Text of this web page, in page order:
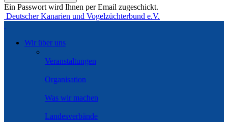
Ein Passwort wird Ihnen per Email zugeschickt.
Deutscher Kanarien und Vogelzüchterbund e.V.
Wir über uns
Veranstaltungen
Organisation
Was wir machen
Landesverbände